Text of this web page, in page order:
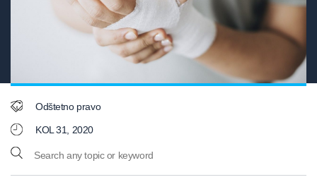
Odštetno pravo
KOL 31, 2020